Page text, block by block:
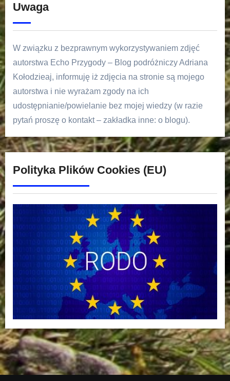
Uwaga
W związku z bezprawnym wykorzystywaniem zdjęć
autorstwa Echo Przygody – Blog podróżniczy Adriana
Kołodzieaj, informuję iż zdjęcia na stronie są mojego
autorstwa i nie wyrażam zgody na ich
udostępnianie/powielanie bez mojej wiedzy (w razie
pytań proszę o kontakt – zakładka inne: o blogu).
Polityka Plików Cookies (EU)